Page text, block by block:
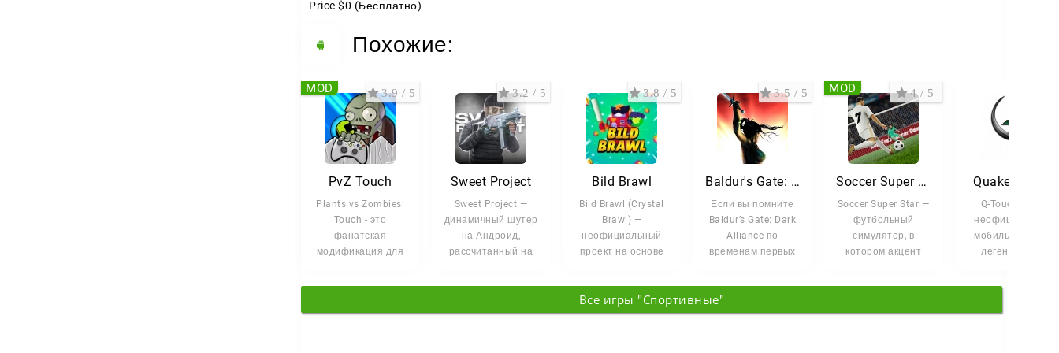
Price $0 (Бесплатно)
Похожие:
PvZ Touch
Plants vs Zombies:
Touch - это
фанатская
модификация для
3.9 / 5
MOD
Sweet Project
Sweet Project —
динамичный шутер
на Андроид,
рассчитанный на
3.2 / 5
Bild Brawl
Bild Brawl (Crystal
Brawl) —
неофициальный
проект на основе
3.8 / 5
Baldur's Gate: Dark Alliance
Если вы помните
Baldur’s Gate: Dark
Alliance по
временам первых
3.5 / 5
Soccer Super Star
Soccer Super Star —
футбольный
симулятор, в
котором акцент
4 / 5
MOD
Quake I touch
Q-Touch — это
неофициальный
мобильный порт
легендарного
Все игры "Спортивные"